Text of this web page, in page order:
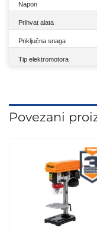
Napon
Prihvat alata
Priključna snaga
Tip elektromotora
Povezani